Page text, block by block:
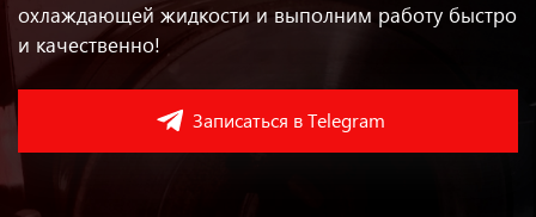
охлаждающей жидкости и выполним работу быстро
и качественно!
Записаться в Telegram